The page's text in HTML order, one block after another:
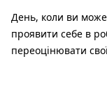
День, коли ви
проявити себе в
переоцінювати